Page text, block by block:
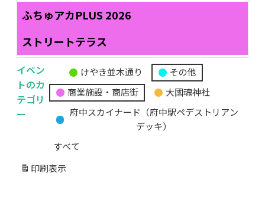
ふちゅアカPLUS 2026
ストリートテラス
イベン
トのカ
テゴリ
ー
題
カ
ゴ
リ
けやき並木通り
その他
商業施設・商店街
大國魂神社
府中スカイナード（府中駅ペデストリアン
デッキ）
すべて
印刷 表示